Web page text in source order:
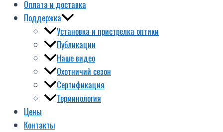
Оплата и доставка
Поддержка
Установка и пристрелка оптики
Публикации
Наше видео
Охотничий сезон
Сертификация
Терминология
Цены
Контакты